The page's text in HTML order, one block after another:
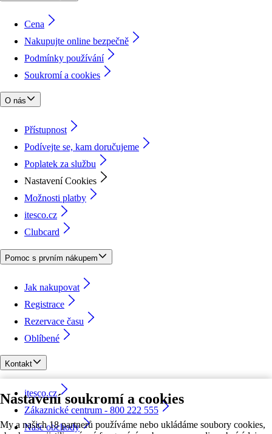
Nastavení soukromí a cookies
My a našich 18 partnerů používáme nebo ukládáme soubory cookies,
Cena
Nakupujte online bezpečně
Podmínky používání
Soukromí a cookies
O nás
Přístupnost
Podívejte se, kam doručujeme
Poplatek za službu
Nastavení Cookies
Možnosti platby
itesco.cz
Clubcard
Pomoc s prvním nákupem
Jak nakupovat
Registrace
Rezervace času
Oblíbené
Kontakt
itesco.cz
Zákaznické centrum - 800 222 555
Naše obchody